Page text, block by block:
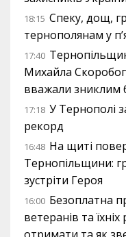
18:15 Спеку, дощ,
тернополянам у
17:40
Михайла
вважали зниклим
17:18 У Тернополі
рекорд
16:48 На щиті
Тернопільщини:
зустріти Героя
16:00 Безоплатна
ветеранів та